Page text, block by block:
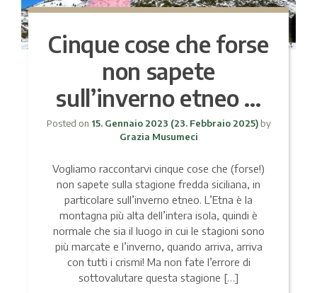
Cinque cose che forse
non sapete
sull’inverno etneo …
Posted on 15. Gennaio 2023 (23. Febbraio 2025) by
Grazia Musumeci
Vogliamo raccontarvi cinque cose che (forse!)
non sapete sulla stagione fredda siciliana, in
particolare sull’inverno etneo. L’Etna è la
montagna più alta dell’intera isola, quindi è
normale che sia il luogo in cui le stagioni sono
più marcate e l’inverno, quando arriva, arriva
con tutti i crismi! Ma non fate l’errore di
sottovalutare questa stagione […]